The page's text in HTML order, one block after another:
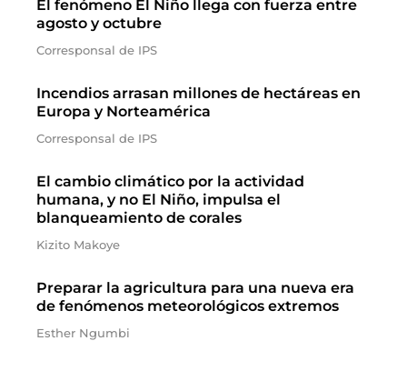
El fenómeno El Niño llega con fuerza entre
agosto y octubre
Corresponsal de IPS
Incendios arrasan millones de hectáreas en
Europa y Norteamérica
Corresponsal de IPS
El cambio climático por la actividad
humana, y no El Niño, impulsa el
blanqueamiento de corales
Kizito Makoye
Preparar la agricultura para una nueva era
de fenómenos meteorológicos extremos
Esther Ngumbi